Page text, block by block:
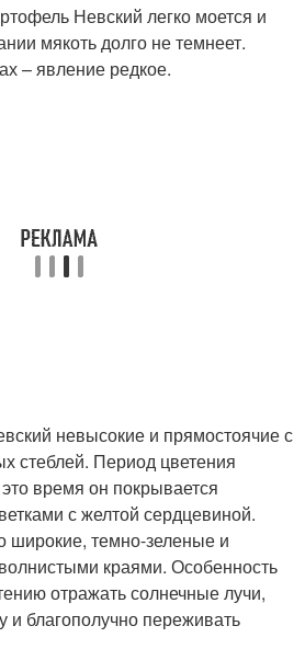
Невский легко моется и
мякоть долго не темнеет.
– явление редкое.
невысокие и прямостоячие с
стеблей. Период цветения
время он покрывается
с желтой сердцевиной.
широкие, темно-зеленые и
краями. Особенность
отражать солнечные лучи,
и благополучно переживать